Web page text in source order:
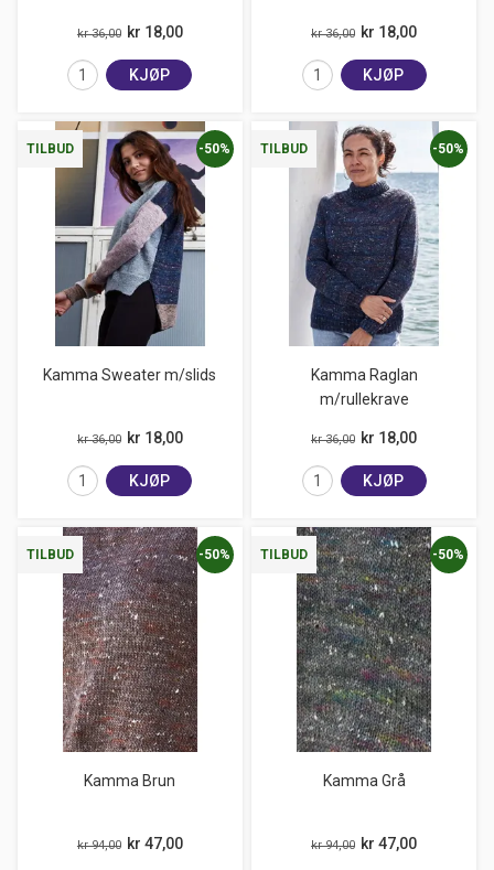
kr 36,00 kr 18,00
KJØP
kr 36,00 kr 18,00
KJØP
TILBUD
Kamma Sweater m/slids
-50%
kr 36,00 kr 18,00
KJØP
TILBUD
Kamma Raglan
m/rullekrave
-50%
kr 36,00 kr 18,00
KJØP
TILBUD
Kamma Brun
-50%
kr 94,00 kr 47,00
TILBUD
Kamma Grå
-50%
kr 94,00 kr 47,00